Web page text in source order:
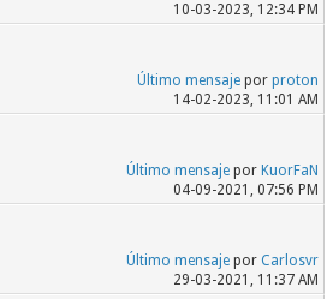
10-03-2023, 12:34 PM
Último mensajepor proton
14-02-2023, 11:01 AM
Último mensajepor KuorFaN
04-09-2021, 07:56 PM
Último mensajepor Carlosvr
29-03-2021, 11:37 AM